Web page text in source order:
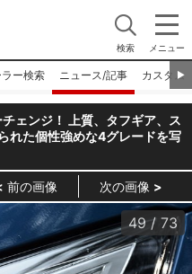
検索 メニュー
▶︎
ー検索 ニュース/記事 カスタム
ェンジ！ 上質、タフギア、ス
れた個性強めな4グレードを写
前の画像 次の画像
49/ 73